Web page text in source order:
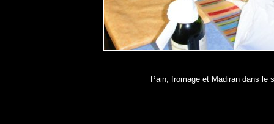
Pain, fromage et Madiran dans le